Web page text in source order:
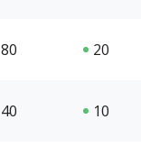
80 20
40 10